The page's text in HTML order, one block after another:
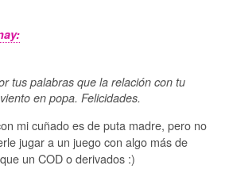
tus palabras que la relación con tu
en popa. Felicidades.
mi cuñado es de puta madre, pero no
jugar a un juego con algo más de
un COD o derivados :)